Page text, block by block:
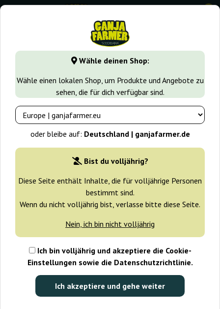
Wähle deinen Shop:
Wähle einen lokalen Shop, um Produkte und Angebote zu
sehen, die für dich verfügbar sind.
oder bleibe auf: Deutschland | ganjafarmer.de
Bist du volljährig?
Diese Seite enthält Inhalte, die für volljährige Personen
bestimmt sind.
Wenn du nicht volljährig bist, verlasse bitte diese Seite.
Nein, ich bin nicht volljährig
Ich bin volljährig und akzeptiere die Cookie-
Einstellungen sowie die Datenschutzrichtlinie.
Ich akzeptiere und gehe weiter
0
GanjaFarmer.de Cannabissorten Cheese Auto Cheese
Cannabis